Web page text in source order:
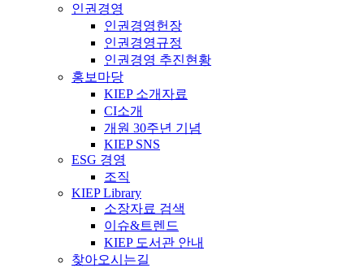
인권경영
인권경영헌장
인권경영규정
인권경영 추진현황
홍보마당
KIEP 소개자료
CI소개
개원 30주년 기념
KIEP SNS
ESG 경영
조직
KIEP Library
소장자료 검색
이슈&트렌드
KIEP 도서관 안내
찾아오시는길